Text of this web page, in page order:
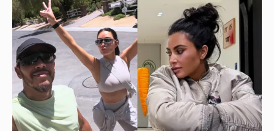
Льюис Хэмилтон отдыхает со своей
возлюбленной Ким Кардашьян
1